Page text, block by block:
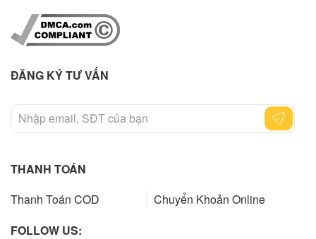
ĐĂNG KÝ TƯ VẤN
THANH TOÁN
Thanh Toán COD
Chuyển Khoản Online
FOLLOW US: